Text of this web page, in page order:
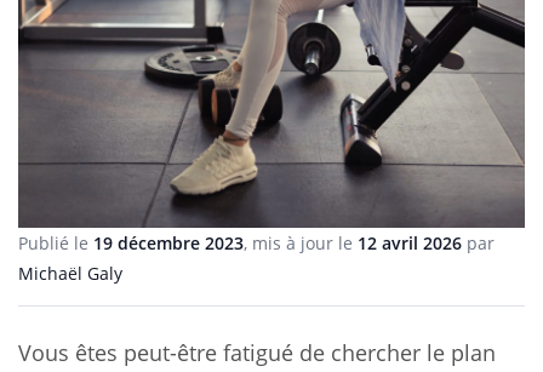
Publié le 19 décembre 2023, mis à jour le 12 avril 2026 par
Michaël Galy
Vous êtes peut-être fatigué de chercher le plan